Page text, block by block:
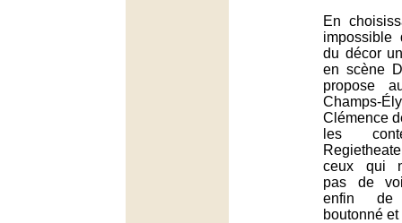
En
impossible
du décor
en scène
propose
Clémence
les
ceux qui
pas de
enfin de
boutonné